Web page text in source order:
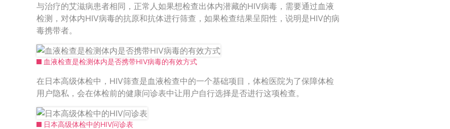
与治疗的艾滋病患者相同，正常人如果想检查出体内潜藏的HIV病毒，需要通过血液
检测，对体内HIV病毒的抗原和抗体进行筛查，如果检查结果呈阳性，说明是HIV的病
毒携带者。
血液检查是检测体内是否携带HIV病毒的有效方式
在日本高级体检中，HIV筛查是血液检查中的一个基础项目，体检医院为了保障体检
用户隐私，会在体检前的健康问诊表中让用户自行选择是否进行这项检查。
日本高级体检中的HIV问诊表